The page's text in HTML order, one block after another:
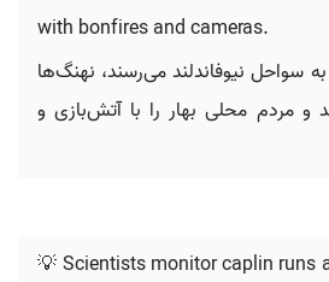
with bonfires and cameras.
سواحل نیوفاندلند می‌رسند، نهنگ‌ها
و مردم محلی بهار را با آتش‌بازی و
💡 Scientists monitor caplin runs